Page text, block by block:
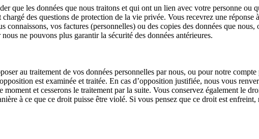
que les données que nous traitons et qui ont un lien avec votre personne
des questions de protection de la vie privée. Vous recevrez une
connaissons, vos factures (personnelles) ou des copies des données que
ne pouvons plus garantir la sécurité des données antérieures.
au traitement de vos données personnelles par nous, ou pour notre
est examinée et traitée. En cas d’opposition justifiée, nous vous
moment et cesserons le traitement par la suite. Vous conservez également le
à ce que ce droit puisse être violé. Si vous pensez que ce droit est